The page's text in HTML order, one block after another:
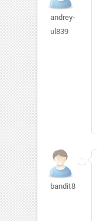
andrey-
ul839
bandit88